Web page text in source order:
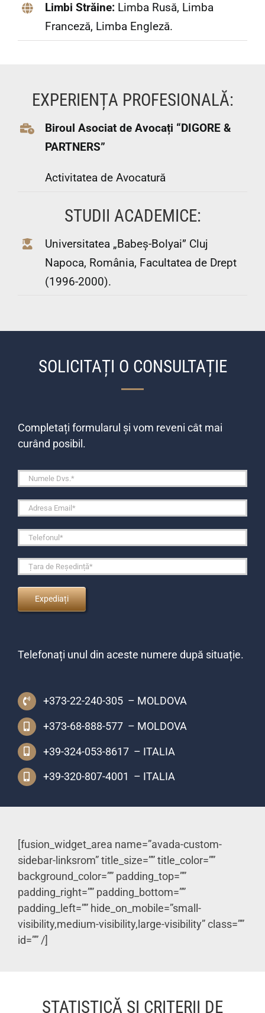
Limbi Străine:Limba Rusă, Limba
Franceză, Limba Engleză.
EXPERIENȚA PROFESIONALĂ:
Biroul Asociat de Avocați “DIGORE &
PARTNERS”
Activitatea de Avocatură
STUDII ACADEMICE:
Universitatea „Babeș-Bolyai” Cluj
Napoca, România, Facultatea de Drept
(1996-2000).
SOLICITAȚI O CONSULTAȚIE
Completați formularul și vom reveni cât mai
curând posibil.
Telefonați unul din aceste numere după situație.
+373-22-240-305 – MOLDOVA
+373-68-888-577 – MOLDOVA
+39-324-053-8617 – ITALIA
+39-320-807-4001 – ITALIA
[fusion_widget_area name=”avada-custom-
sidebar-linksrom” title_size=”” title_color=””
background_color=”” padding_top=””
padding_right=”” padding_bottom=””
padding_left=”” hide_on_mobile=”small-
visibility,medium-visibility,large-visibility” class=””
id=”” /]
STATISTICĂ ȘI CRITERII DE